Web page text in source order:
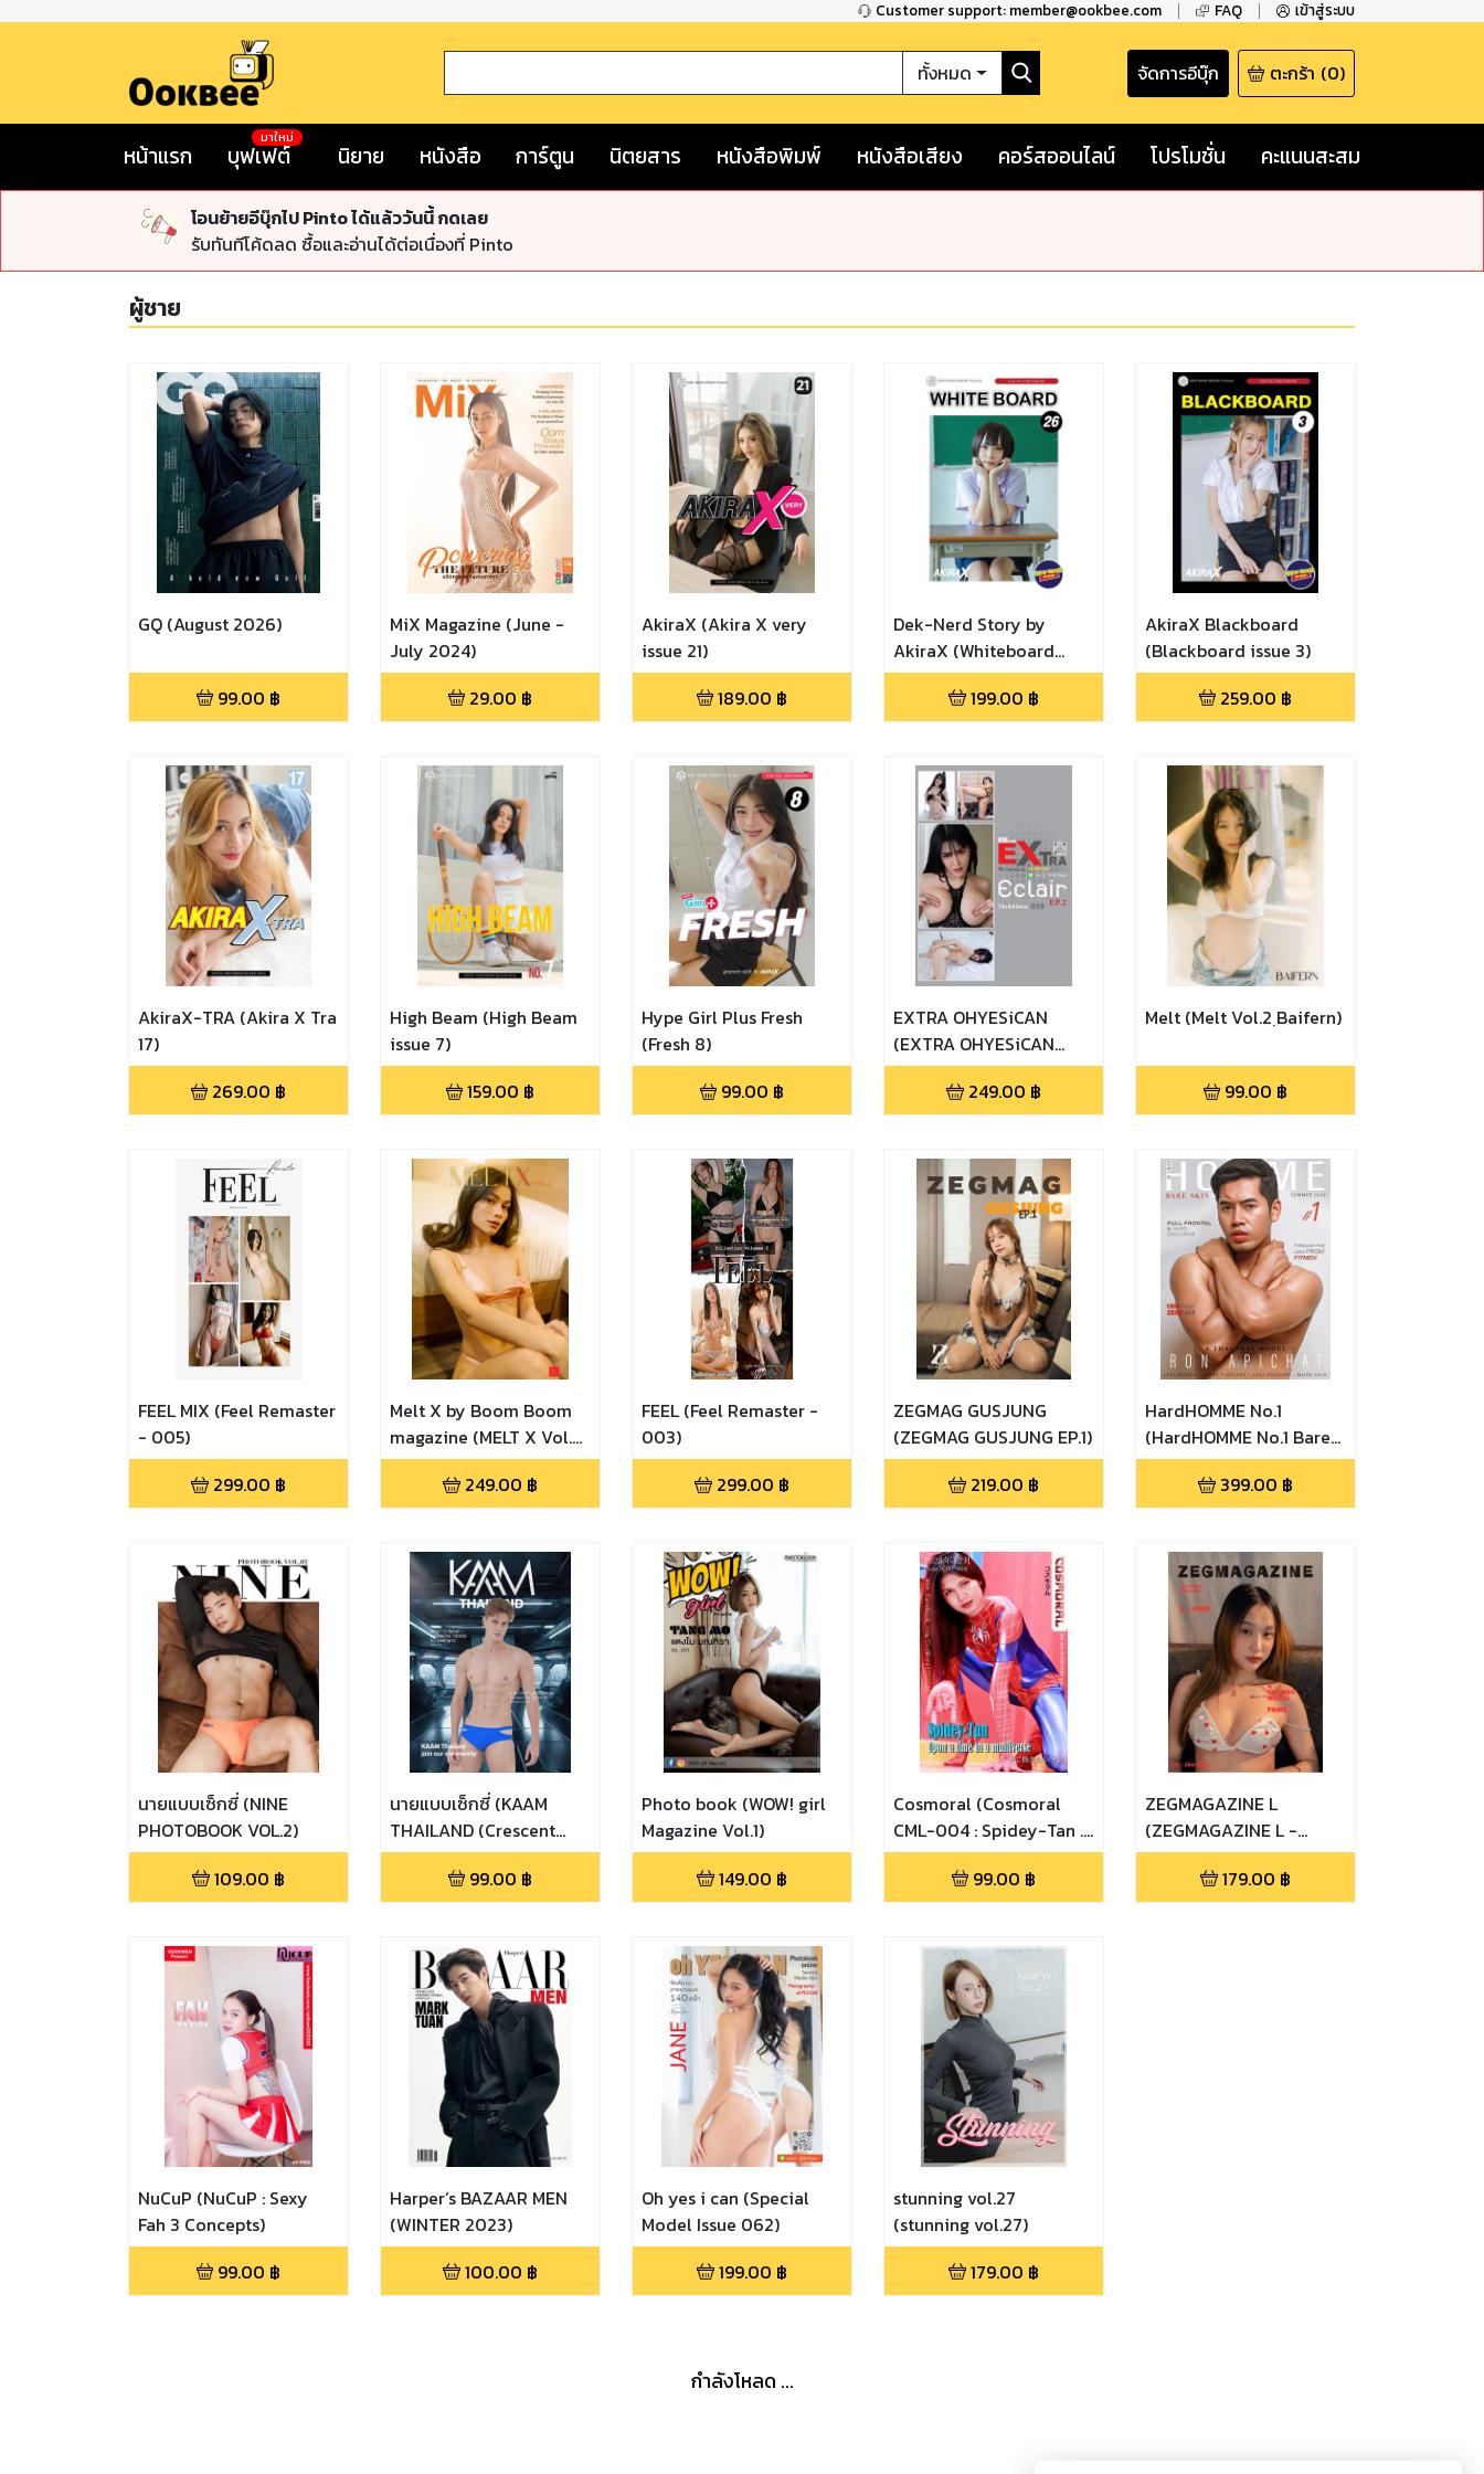
Customer support: member@ookbee.com FAQ เข้าสู่ระบบ
ทั้งหมด จัดการอีบุ๊ก ตะกร้า (0)
หน้าแรก บุฟเฟต์
มาใหม่
นิยาย หนังสือ การ์ตูน นิตยสาร หนังสือพิมพ์ หนังสือเสียง คอร์สออนไลน์ โปรโมชั่น คะแนนสะสม
โอนย้ายอีบุ๊กไป Pinto ได้แล้ววันนี้ กดเลย
รับทันทีโค้ดลด ซื้อและอ่านได้ต่อเนื่องที่ Pinto
ผู้ชาย
GQ (August 2026)
99.00 ฿
MiX Magazine (June -
July 2024)
29.00 ฿
AkiraX (Akira X very
issue 21)
189.00 ฿
Dek-Nerd Story by
AkiraX (Whiteboard
issue 26)
199.00 ฿
AkiraX Blackboard
(Blackboard issue 3)
259.00 ฿
AkiraX-TRA (Akira X Tra
17)
269.00 ฿
High Beam (High Beam
issue 7)
159.00 ฿
Hype Girl Plus Fresh
(Fresh 8)
99.00 ฿
EXTRA OHYESiCAN
(EXTRA OHYESiCAN
Issue 010)
249.00 ฿
Melt (Melt Vol.2 ฺBaifern)
99.00 ฿
FEEL MIX (Feel Remaster
- 005)
299.00 ฿
Melt X by Boom Boom
magazine (MELT X Vol.2
Aom)
249.00 ฿
FEEL (Feel Remaster -
003)
299.00 ฿
ZEGMAG GUSJUNG
(ZEGMAG GUSJUNG EP.1)
219.00 ฿
HardHOMME No.1
(HardHOMME No.1 Bare
Skin)
399.00 ฿
นายแบบเซ็กซี่ (NINE
PHOTOBOOK VOL.2)
109.00 ฿
นายแบบเซ็กซี่ (KAAM
THAILAND (Crescent
2023))
99.00 ฿
Photo book (WOW! girl
Magazine Vol.1)
149.00 ฿
Cosmoral (Cosmoral
CML-004 : Spidey-Tan .
Upon a time in a
multiverse)99.00 ฿
ZEGMAGAZINE L
(ZEGMAGAZINE L -
0008 FAME)
179.00 ฿
NuCuP (NuCuP : Sexy
Fah 3 Concepts)
99.00 ฿
Harper’s BAZAAR MEN
(WINTER 2023)
100.00 ฿
Oh yes i can (Special
Model Issue 062)
199.00 ฿
stunning vol.27
(stunning vol.27)
179.00 ฿
กำลังโหลด ...